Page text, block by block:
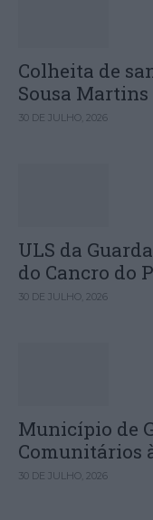
Colheita de
Sousa Martins
30 DE JULHO, 2026
ULS da
do Cancro do
30 DE JULHO, 2026
Município de
Comunitários
30 DE JULHO, 2026